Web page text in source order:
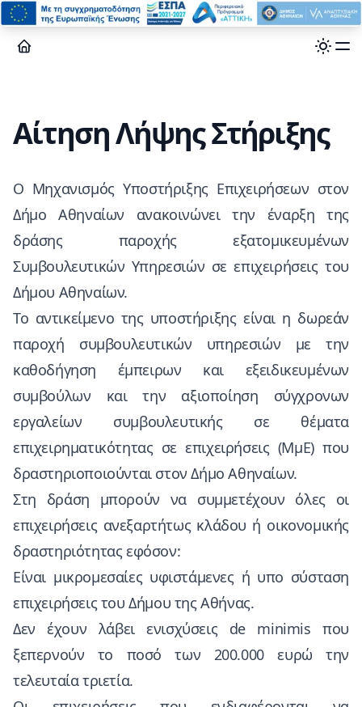
Αίτηση Λήψης Στήριξης
Ο Μηχανισμός Υποστήριξης Επιχειρήσεων στον
Δήμο Αθηναίων ανακοινώνει την έναρξη της
δράσης παροχής εξατομικευμένων
Συμβουλευτικών Υπηρεσιών σε επιχειρήσεις του
Δήμου Αθηναίων.
Το αντικείμενο της υποστήριξης είναι η δωρεάν
παροχή συμβουλευτικών υπηρεσιών με την
καθοδήγηση έμπειρων και εξειδικευμένων
συμβούλων και την αξιοποίηση σύγχρονων
εργαλείων συμβουλευτικής σε θέματα
επιχειρηματικότητας σε επιχειρήσεις (ΜμΕ) που
δραστηριοποιούνται στον Δήμο Αθηναίων.
Στη δράση μπορούν να συμμετέχουν όλες οι
επιχειρήσεις ανεξαρτήτως κλάδου ή οικονομικής
δραστηριότητας εφόσον:
Είναι μικρομεσαίες υφιστάμενες ή υπο σύσταση
επιχειρήσεις του Δήμου της Αθήνας.
Δεν έχουν λάβει ενισχύσεις de minimis που
ξεπερνούν το ποσό των 200.000 ευρώ την
τελευταία τριετία.